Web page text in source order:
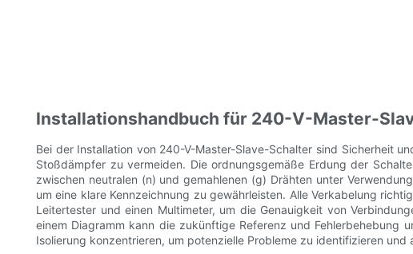
Installationshandbuch für 240-V-Master-
Bei der Installation von 240-V-Master-Slave-Schalter sind Sicherheit
Stoßdämpfer zu vermeiden. Die ordnungsgemäße Erdung der
zwischen neutralen (n) und gemahlenen (g) Drähten unter
um eine klare Kennzeichnung zu gewährleisten. Alle Verkabelung
Leitertester und einen Multimeter, um die Genauigkeit von
einem Diagramm kann die zukünftige Referenz und Fehlerbehebung
Isolierung konzentrieren, um potenzielle Probleme zu identifizieren